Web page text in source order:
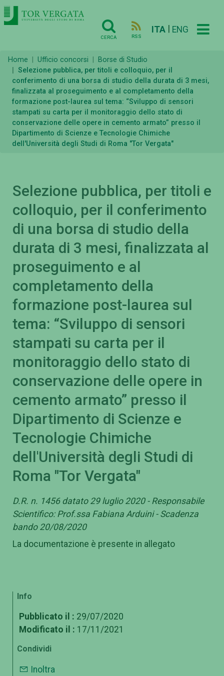
CERCA RSS
ITA ENG
Home Ufficio concorsi
Borse di Studio
Selezione pubblica, per titoli e colloquio, per il
conferimento di una borsa di studio della durata di 3 mesi,
finalizzata al proseguimento e al completamento della
formazione post-laurea sul tema: “Sviluppo di sensori
stampati su carta per il monitoraggio dello stato di
conservazione delle opere in cemento armato” presso il
Dipartimento di Scienze e Tecnologie Chimiche
dell'Università degli Studi di Roma "Tor Vergata"
Selezione pubblica, per titoli e
colloquio, per il conferimento
di una borsa di studio della
durata di 3 mesi, finalizzata al
proseguimento e al
completamento della
formazione post-laurea sul
tema: “Sviluppo di sensori
stampati su carta per il
monitoraggio dello stato di
conservazione delle opere in
cemento armato” presso il
Dipartimento di Scienze e
Tecnologie Chimiche
dell'Università degli Studi di
Roma "Tor Vergata"
D.R. n. 1456 datato 29 luglio 2020 - Responsabile
Scientifico: Prof.ssa Fabiana Arduini - Scadenza
bando 20/08/2020
La documentazione è presente in allegato
Info
Pubblicato il : 29/07/2020
Modificato il : 17/11/2021
Condividi
Inoltra